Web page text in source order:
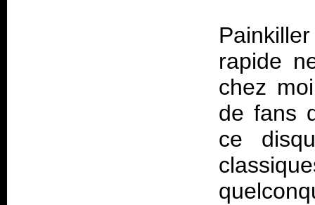
rapide
chez
de fans
ce